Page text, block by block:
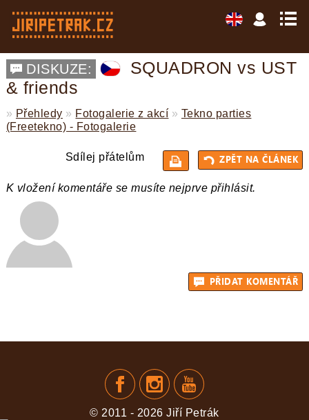
DISKUZE:
SQUADRON vs UST
& friends
» Přehledy » Fotogalerie z akcí » Tekno parties
(Freetekno) - Fotogalerie
Sdílej přátelům
K vložení komentáře se musíte nejprve přihlásit.
© 2011 - 2026 Jiří Petrák